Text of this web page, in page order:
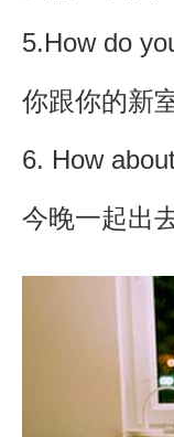
5.How do
你跟你的新
6. How
今晚一起出